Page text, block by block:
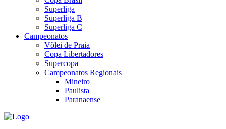
Superliga
Superliga B
Superliga C
Campeonatos
Vôlei de Praia
Copa Libertadores
Supercopa
Campeonatos Regionais
Mineiro
Paulista
Paranaense